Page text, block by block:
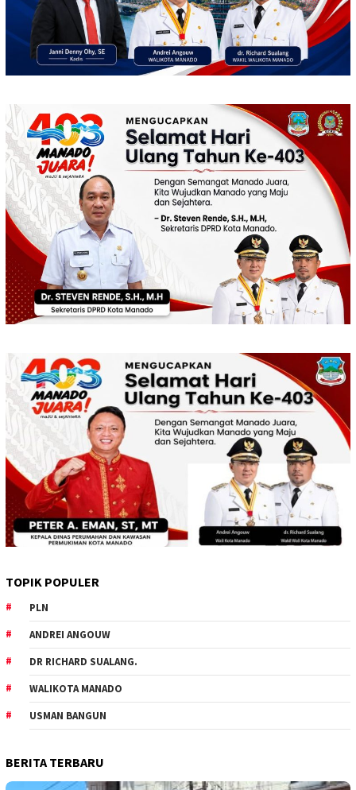
TOPIK POPULER
PLN
ANDREI ANGOUW
DR RICHARD SUALANG.
WALIKOTA MANADO
USMAN BANGUN
BERITA TERBARU